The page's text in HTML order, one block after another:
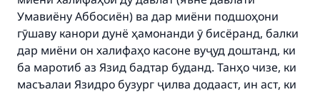
Умавиёну Аббосиён) ва дар миёни подшоҳони
гӯшаву канори дунё ҳамонанди ӯ бисёранд, балки
дар миёни он халифаҳо касоне вуҷуд доштанд, ки
ба маротиб аз Язид бадтар буданд. Танҳо чизе, ки
масъалаи Язидро бузург ҷилва додааст, ин аст, ки